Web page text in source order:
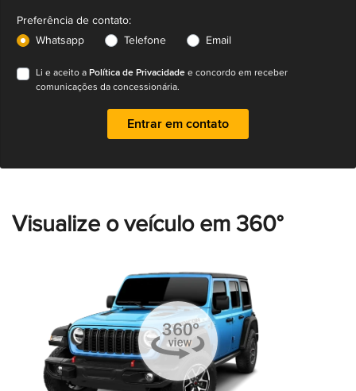
Preferência de contato:
Whatsapp
Telefone Email
Li e aceito a Política de Privacidade e concordo em receber
comunicações da concessionária.
Entrar em contato
Visualize o veículo em 360°